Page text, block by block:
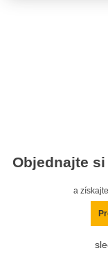
Objednajte
a